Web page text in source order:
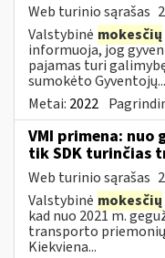
Web turinio sąrašas
Valstybinė mokesčių
informuoja, jog
pajamas turi
sumokėto Gyventojų...
Metai: 2022
VMI primena: nuo
tik SDK turinčias
Web turinio sąrašas
Valstybinė mokesčių
kad nuo 2021 m.
transporto
Kiekviena...